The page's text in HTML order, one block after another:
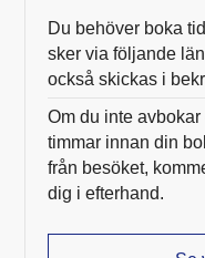
Du behöver boka
sker via följande
också skickas i
Om du inte
timmar innan din
från besöket,
dig i efterhand.